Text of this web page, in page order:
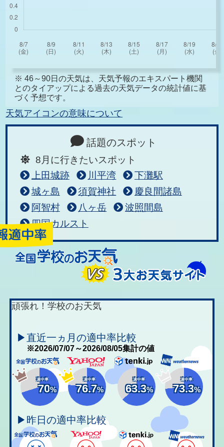
※ 46～90日の天気は、天気予報のエキスパート機関
とのタイアップによる過去の天気データの統計値に基
づく予想です。
天気アイコンの意味について
話題のスポット
8月に行きたいスポット
上田城跡
川平湾
下灘駅
城ヶ島
須賀神社
慶良間諸島
阿智村
八ヶ岳
波照間島
四国カルスト
頑張れ！学校のお天気
▶直近一ヵ月の適中率比較
※2026/07/07～2026/08/05集計の値
適中率
70%
適中率
76.7%
適中率
63.3%
適中率
73.3%
▶昨日の適中率比較